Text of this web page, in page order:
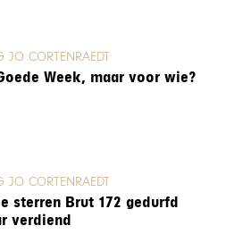
JO CORTENRAEDT
Week, maar voor wie?
JO CORTENRAEDT
sterren Brut 172 gedurfd
verdiend